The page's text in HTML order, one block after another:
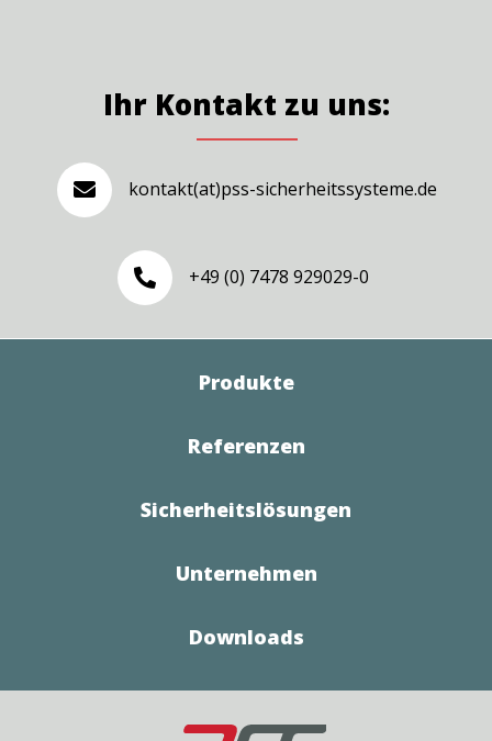
Ihr Kontakt zu uns:
 kontakt(at)pss-sicherheitssysteme.de
 +49 (0) 7478 929029-0
Produkte
Referenzen
Sicherheitslösungen
Unternehmen
Downloads